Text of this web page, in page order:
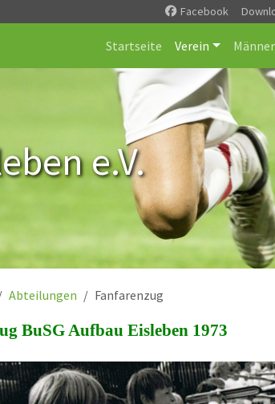
Facebook
Startseite Verein Männer
e.V.
Abteilungen Fanfarenzug
BuSG Aufbau Eisleben 1973